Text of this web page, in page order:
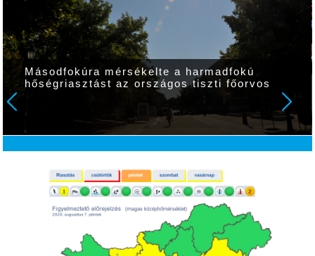
Másodfokúra mérsékelte a harmadfokú
hőségriasztást az országos tiszti főorvos